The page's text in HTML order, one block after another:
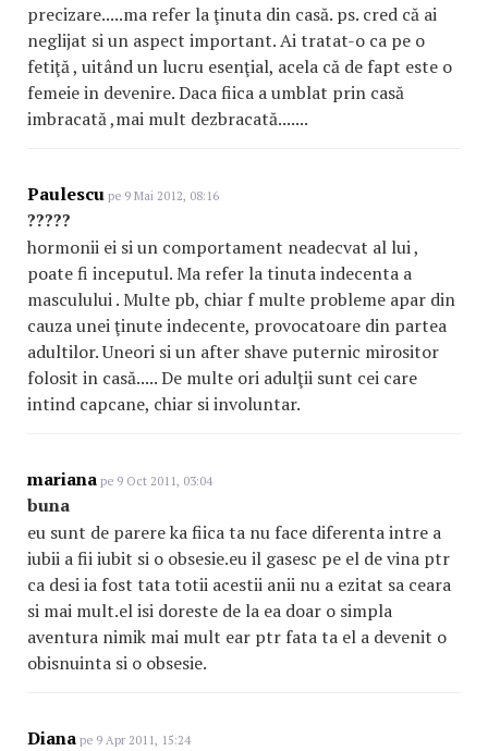
precizare.....ma refer la ţinuta din casă. ps. cred că ai
neglijat si un aspect important. Ai tratat-o ca pe o
fetiţă , uitând un lucru esenţial, acela că de fapt este o
femeie in devenire. Daca fiica a umblat prin casă
imbracată ,mai mult dezbracată.......
Paulescu pe 9 Mai 2012, 08:16
?????
hormonii ei si un comportament neadecvat al lui ,
poate fi inceputul. Ma refer la tinuta indecenta a
masculului . Multe pb, chiar f multe probleme apar din
cauza unei ţinute indecente, provocatoare din partea
adultilor. Uneori si un after shave puternic mirositor
folosit in casă..... De multe ori adulţii sunt cei care
intind capcane, chiar si involuntar.
mariana pe 9 Oct 2011, 03:04
buna
eu sunt de parere ka fiica ta nu face diferenta intre a
iubii a fii iubit si o obsesie.eu il gasesc pe el de vina ptr
ca desi ia fost tata totii acestii anii nu a ezitat sa ceara
si mai mult.el isi doreste de la ea doar o simpla
aventura nimik mai mult ear ptr fata ta el a devenit o
obisnuinta si o obsesie.
Diana pe 9 Apr 2011, 15:24